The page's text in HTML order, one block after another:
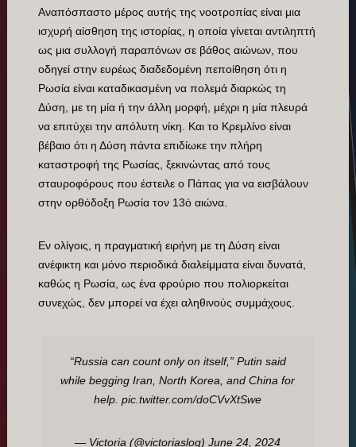
Αναπόσπαστο μέρος αυτής της νοοτροπίας είναι μια
ισχυρή αίσθηση της ιστορίας, η οποία γίνεται αντιληπτή
ως μια συλλογή παραπόνων σε βάθος αιώνων, που
οδηγεί στην ευρέως διαδεδομένη πεποίθηση ότι η
Ρωσία είναι καταδικασμένη να πολεμά διαρκώς τη
Δύση, με τη μία ή την άλλη μορφή, μέχρι η μία πλευρά
να επιτύχει την απόλυτη νίκη. Και το Κρεμλίνο είναι
βέβαιο ότι η Δύση πάντα επιδίωκε την πλήρη
καταστροφή της Ρωσίας, ξεκινώντας από τους
σταυροφόρους που έστειλε o Πάπας για να εισβάλουν
στην ορθόδοξη Ρωσία τον 13ό αιώνα.
Εν ολίγοις, η πραγματική ειρήνη με τη Δύση είναι
ανέφικτη και μόνο περιοδικά διαλείμματα είναι δυνατά,
καθώς η Ρωσία, ως ένα φρούριο που πολιορκείται
συνεχώς, δεν μπορεί να έχει αληθινούς συμμάχους.
“Russia can count only on itself,” Putin said
while begging Iran, North Korea, and China for
help.pic.twitter.com/doCVvXtSwe
— Victoria (@victoriaslog)June 24, 2024